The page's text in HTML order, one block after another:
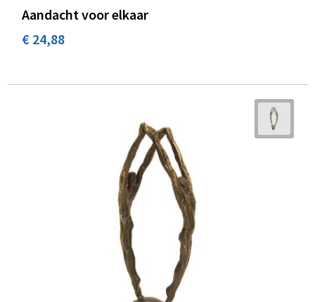
Aandacht voor elkaar
€ 24,88